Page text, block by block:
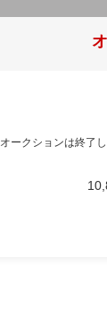
オークションは終了